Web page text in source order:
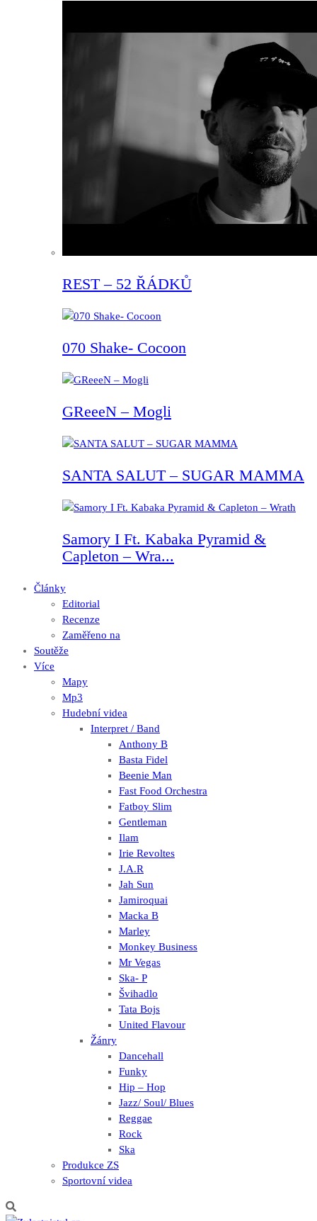
REST – 52 ŘÁDKŮ
070 Shake- Cocoon
GReeeN – Mogli
SANTA SALUT – SUGAR MAMMA
Samory I Ft. Kabaka Pyramid &
Capleton – Wra...
Články
Editorial
Recenze
Zaměřeno na
Soutěže
Více
Mapy
Mp3
Hudební videa
Interpret / Band
Anthony B
Basta Fidel
Beenie Man
Fast Food Orchestra
Fatboy Slim
Gentleman
Ilam
Irie Revoltes
J.A.R
Jah Sun
Jamiroquai
Macka B
Marley
Monkey Business
Mr Vegas
Ska- P
Švihadlo
Tata Bojs
United Flavour
Žánry
Dancehall
Funky
Hip – Hop
Jazz/ Soul/ Blues
Reggae
Rock
Ska
Produkce ZS
Sportovní videa